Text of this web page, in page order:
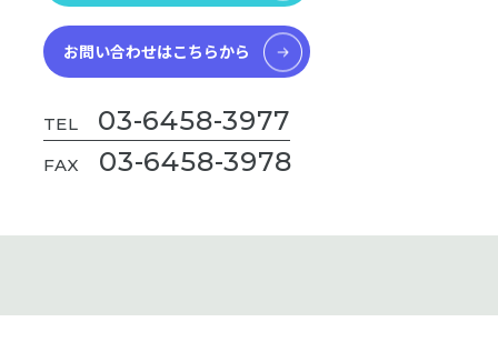
お問い合わせはこちらから
TEL 03-6458-3977
FAX 03-6458-3978